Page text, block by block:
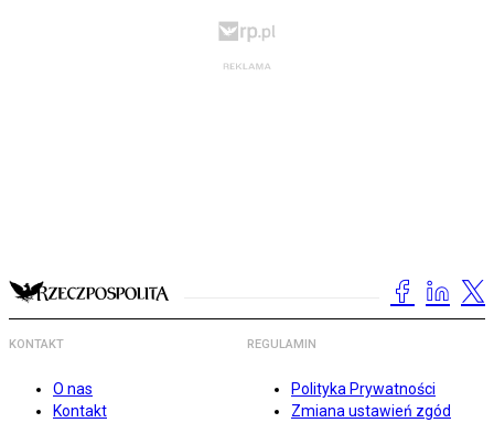
KONTAKT
O nas
Kontakt
REGULAMIN
Polityka Prywatności
Zmiana ustawień zgód